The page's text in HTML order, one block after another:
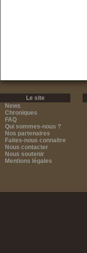
Le site
News
Chroniques
FAQ
Qui sommes-nous ?
Nos partenaires
Faites-nous connaitre
Nous contacter
Nous soutenir
Mentions légales